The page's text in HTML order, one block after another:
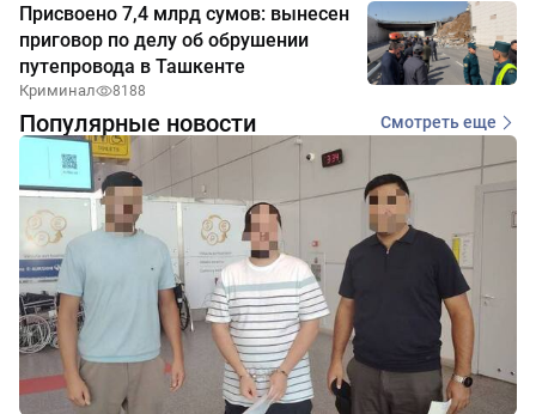
Присвоено 7,4 млрд сумов: вынесен
приговор по делу об обрушении
путепровода в Ташкенте
Криминал 8188
Популярные новости Смотреть еще